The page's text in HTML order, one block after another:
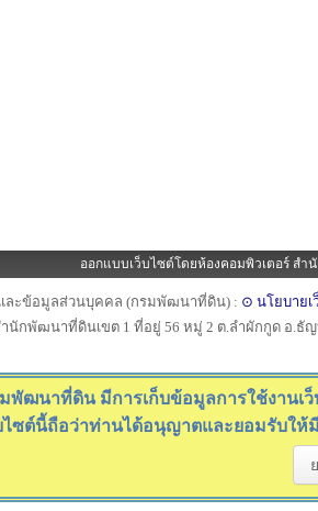
ออกแบบเว็บไซต์โดยห้องคอมพิวเตอร์ ส
ละข้อมูลส่วนบุคคล (กรมพัฒนาที่ดิน) : ⊙ นโยบายเ
นักพัฒนาที่ดินเขต 1 ที่อยู่ 56 หมู่ 2 ต.ลำผักกูด อ.ธั
ฒนาที่ดิน มีการเก็บข้อมูลการใช้งานเ
บไซต์นี้ถือว่าท่านได้อนุญาตและยอมรับ